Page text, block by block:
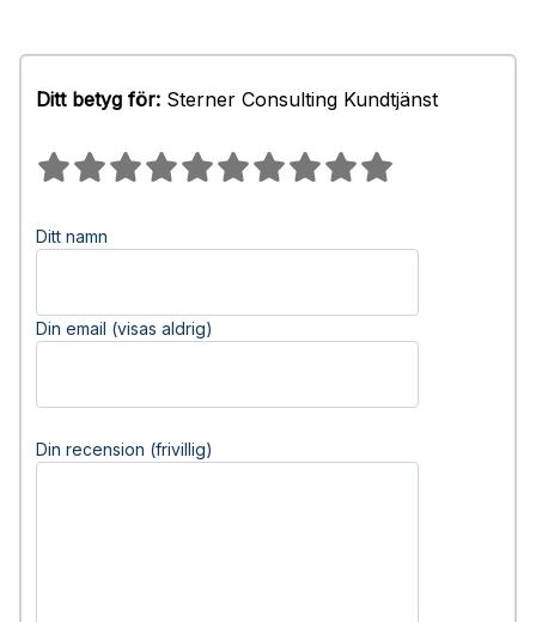
Ditt betyg för: Sterner Consulting Kundtjänst
Ditt namn
Din email (visas aldrig)
Din recension (frivillig)